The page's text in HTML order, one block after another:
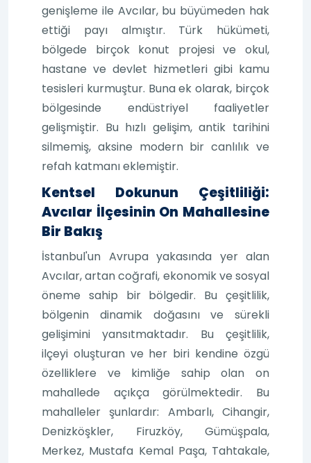
genişleme ile Avcılar, bu büyümeden hak
ettiği payı almıştır. Türk hükümeti,
bölgede birçok konut projesi ve okul,
hastane ve devlet hizmetleri gibi kamu
tesisleri kurmuştur. Buna ek olarak, birçok
bölgesinde endüstriyel faaliyetler
gelişmiştir. Bu hızlı gelişim, antik tarihini
silmemiş, aksine modern bir canlılık ve
refah katmanı eklemiştir.
Kentsel Dokunun Çeşitliliği:
Avcılar İlçesinin On Mahallesine
Bir Bakış
İstanbul'un Avrupa yakasında yer alan
Avcılar, artan coğrafi, ekonomik ve sosyal
öneme sahip bir bölgedir. Bu çeşitlilik,
bölgenin dinamik doğasını ve sürekli
gelişimini yansıtmaktadır. Bu çeşitlilik,
ilçeyi oluşturan ve her biri kendine özgü
özelliklere ve kimliğe sahip olan on
mahallede açıkça görülmektedir. Bu
mahalleler şunlardır: Ambarlı, Cihangir,
Denizköşkler, Firuzköy, Gümüşpala,
Merkez, Mustafa Kemal Paşa, Tahtakale,